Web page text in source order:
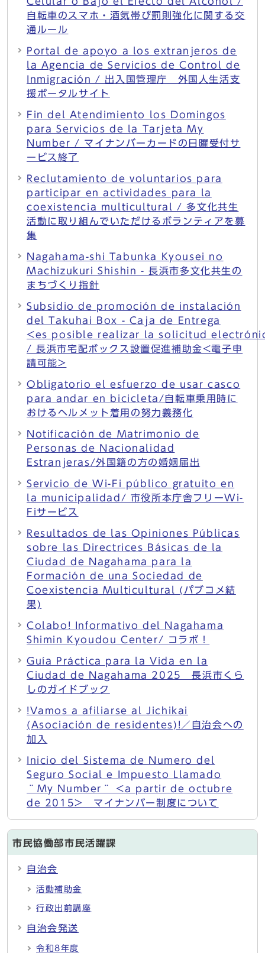
自転車のスマホ・酒気帯び罰則強化に関する交
通ルール
Portal de apoyo a los extranjeros de
la Agencia de Servicios de Control de
Inmigración / 出入国管理庁 外国人生活支
援ポータルサイト
Fin del Atendimiento los Domingos
para Servicios de la Tarjeta My
Number / マイナンバーカードの日曜受付サ
ービス終了
Reclutamiento de voluntarios para
participar en actividades para la
coexistencia multicultural / 多文化共生
活動に取り組んでいただけるボランティアを募
集
Nagahama-shi Tabunka Kyousei no
Machizukuri Shishin - 長浜市多文化共生の
まちづくり指針
Subsidio de promoción de instalación
del Takuhai Box - Caja de Entrega
<es posible realizar la solicitud
/ 長浜市宅配ボックス設置促進補助金<電子申
請可能>
Obligatorio el esfuerzo de usar casco
para andar en bicicleta/自転車乗用時に
おけるヘルメット着用の努力義務化
Notificación de Matrimonio de
Personas de Nacionalidad
Estranjeras/外国籍の方の婚姻届出
Servicio de Wi-Fi público gratuito en
la municipalidad/ 市役所本庁舎フリーWi-
Fiサービス
Resultados de las Opiniones Públicas
sobre las Directrices Básicas de la
Ciudad de Nagahama para la
Formación de una Sociedad de
Coexistencia Multicultural (パブコメ結
果)
Colabo! Informativo del Nagahama
Shimin Kyoudou Center/ コラボ！
Guía Práctica para la Vida en la
Ciudad de Nagahama 2025 長浜市くら
しのガイドブック
!Vamos a afiliarse al Jichikai
(Asociación de residentes)!／自治会への
加入
Inicio del Sistema de Numero del
Seguro Social e Impuesto Llamado
¨My Number¨ <a partir de octubre
de 2015> マイナンバー制度について
市民協働部市民活躍課
自治会
活動補助金
行政出前講座
自治会発送
令和8年度